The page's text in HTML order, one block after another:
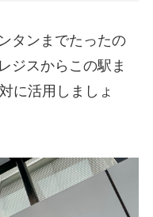
タンまでたったの
ジスからこの駅ま
に活用しましょ